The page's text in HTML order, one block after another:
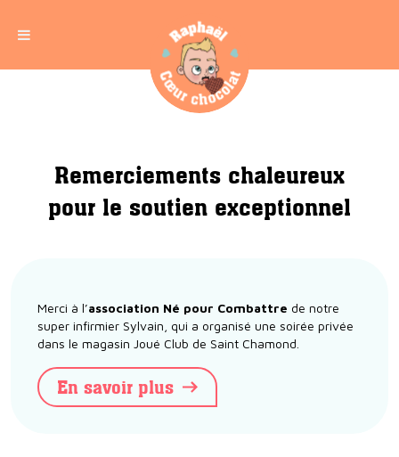
Remerciements chaleureux
pour le soutien exceptionnel
Merci à l’association Né pour Combattre de notre
super infirmier Sylvain, qui a organisé une soirée privée
dans le magasin Joué Club de Saint Chamond.
En savoir plus